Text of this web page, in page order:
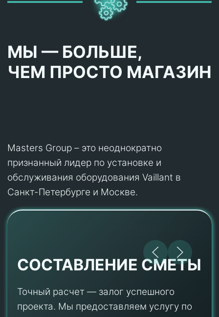
МЫ — БОЛЬШЕ,
ЧЕМ ПРОСТО МАГАЗИН
Masters Group – это неоднократно
признанный лидер по установке и
обслуживания оборудования Vaillant в
Санкт-Петербурге и Москве.
СОСТАВЛЕНИЕ СМЕТЫ
Точный расчет — залог успешного
проекта. Мы предоставляем услугу по